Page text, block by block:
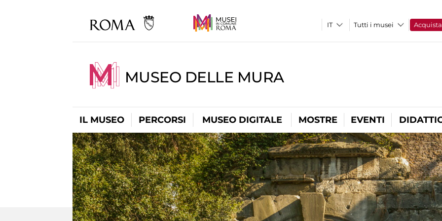
Tutti i musei Acquista
MUSEO DELLE MURA
IL MUSEO PERCORSI MUSEO DIGITALE MOSTRE EVENTI